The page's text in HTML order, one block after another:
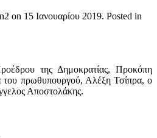
on 15 Ιανουαρίου 2019. Posted in
της Δημοκρατίας, Προκόπη
του πρωθυπουργού, Αλέξη Τσίπρα, ο
Αποστολάκης.